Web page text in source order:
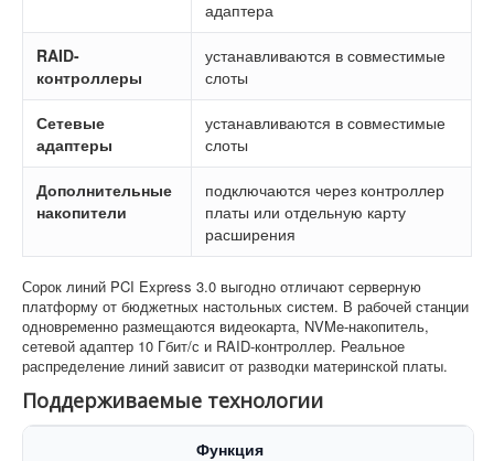
адаптера
RAID-
контроллеры
устанавливаются в совместимые
слоты
Сетевые
адаптеры
устанавливаются в совместимые
слоты
Дополнительные
накопители
подключаются через контроллер
платы или отдельную карту
расширения
Сорок линий PCI Express 3.0 выгодно отличают серверную
платформу от бюджетных настольных систем. В рабочей станции
одновременно размещаются видеокарта, NVMe-накопитель,
сетевой адаптер 10 Гбит/с и RAID-контроллер. Реальное
распределение линий зависит от разводки материнской платы.
Поддерживаемые технологии
Функция